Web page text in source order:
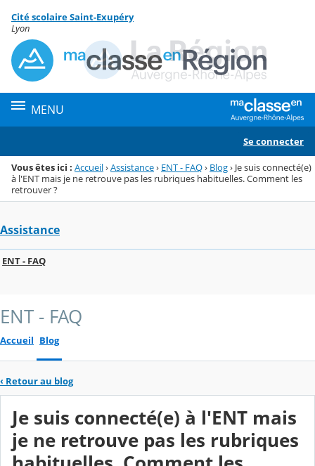
Menu de la rubrique
Contenu
Cité scolaire Saint-Exupéry
Lyon
MENU
Se connecter
Vous êtes ici : Accueil›Assistance› ENT - FAQ› Blog› Je suis connecté(e)
à l'ENT mais je ne retrouve pas les rubriques habituelles. Comment les
retrouver ?
Assistance
ENT - FAQ
ENT - FAQ
Accueil Blog
‹ Retour au blog
Je suis connecté(e) à l'ENT mais
je ne retrouve pas les rubriques